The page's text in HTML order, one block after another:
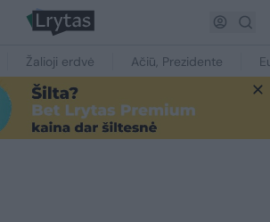
Žalioji erdvė Ačiū, Prezidente